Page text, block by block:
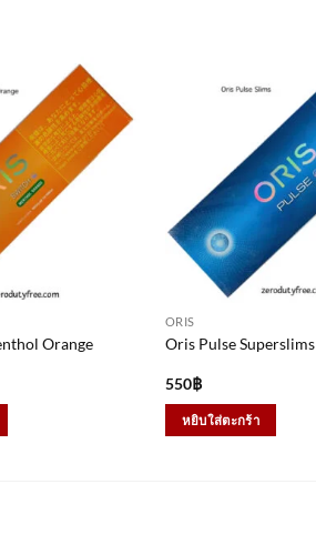
Orange
ORIS
Oris Pulse Superslims
550฿
หยิบใส่ตะกร้า